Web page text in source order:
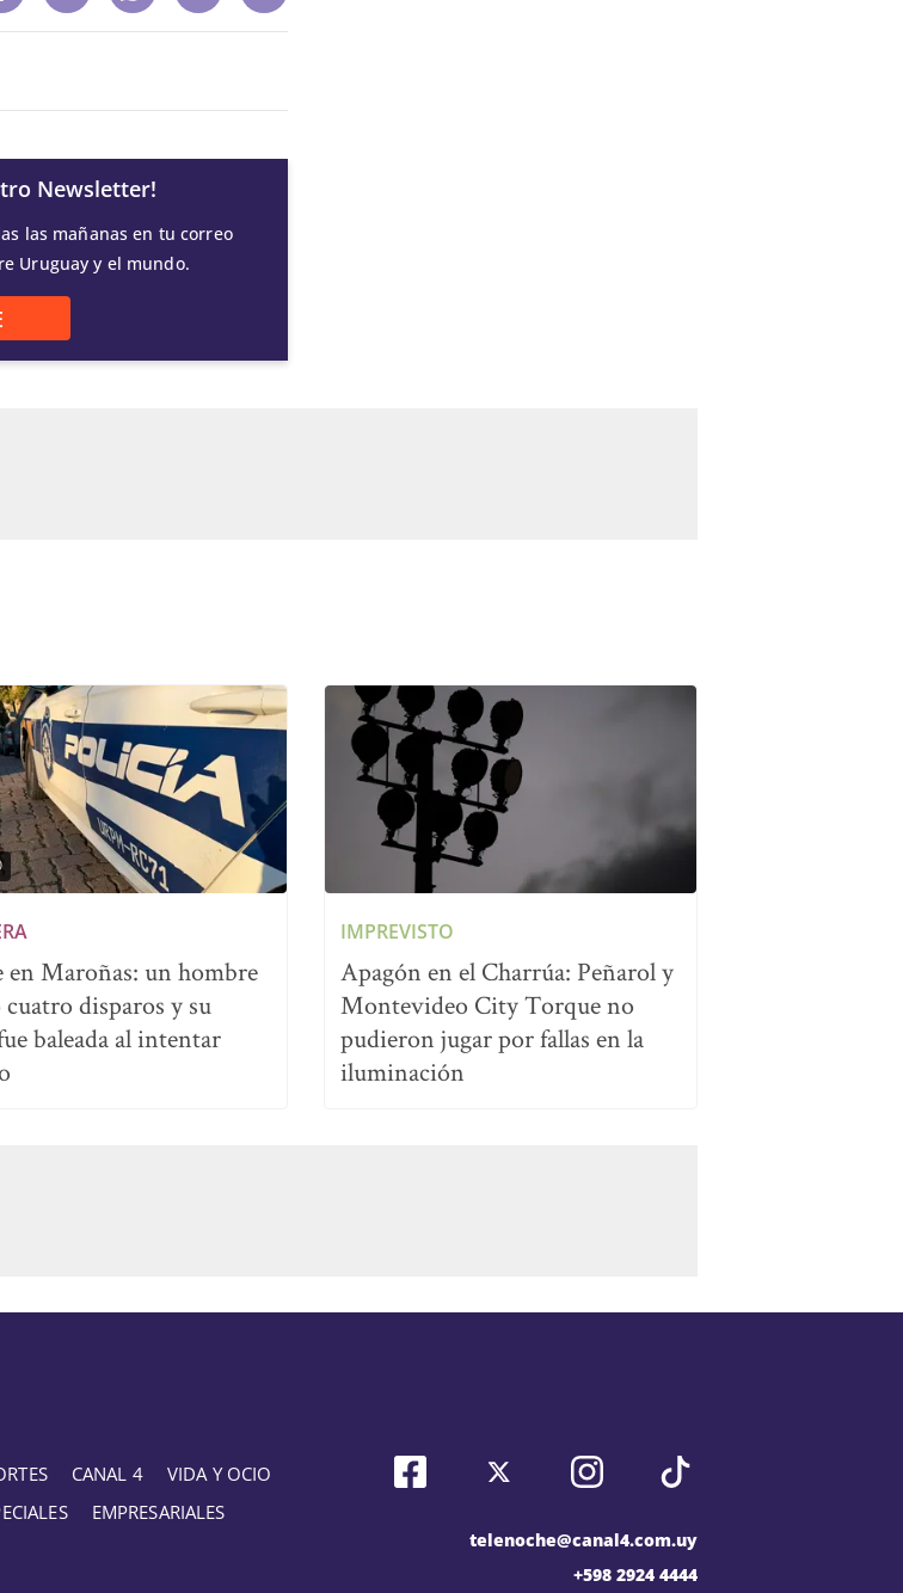
Newsletter!
las mañanas en tu correo
Uruguay y el mundo.
en Maroñas: un hombre
disparos y su
baleada al intentar
IMPREVISTO
Apagón en el Charrúa: Peñarol y
Montevideo City Torque no
pudieron jugar por fallas en la
iluminación
CANAL 4
VIDA Y OCIO
EMPRESARIALES
telenoche@canal4.com.uy
+598 2924 4444